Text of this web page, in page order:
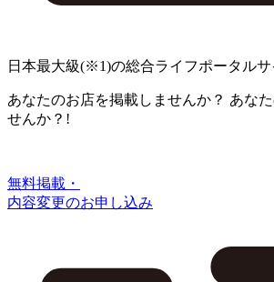
日本最大級(※1)の総合ライフポータルサ
あなたのお店を掲載しませんか？ あな
せんか？!
無料掲載・
内容変更のお申し込み